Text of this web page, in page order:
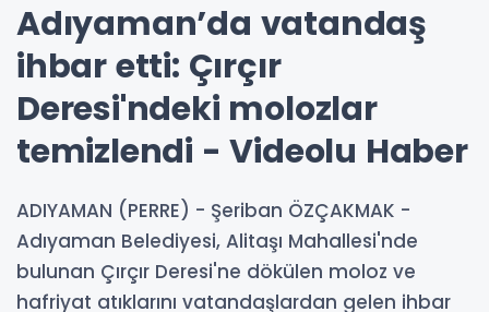
Adıyaman’da vatandaş
ihbar etti: Çırçır
Deresi'ndeki molozlar
temizlendi - Videolu Haber
ADIYAMAN (PERRE) - Şeriban ÖZÇAKMAK -
Adıyaman Belediyesi, Alitaşı Mahallesi'nde
bulunan Çırçır Deresi'ne dökülen moloz ve
hafriyat atıklarını vatandaşlardan gelen ihbar